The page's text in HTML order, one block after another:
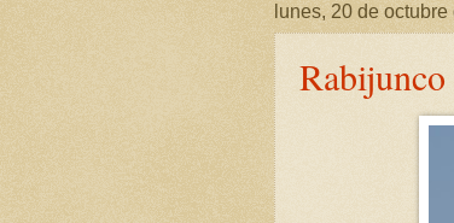
lunes, 20 de octubre